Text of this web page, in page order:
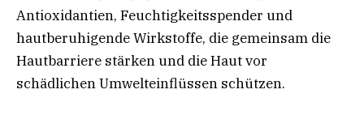
Antioxidantien, Feuchtigkeitsspender und
hautberuhigende Wirkstoffe, die gemeinsam die
Hautbarriere stärken und die Haut vor
schädlichen Umwelteinflüssen schützen.